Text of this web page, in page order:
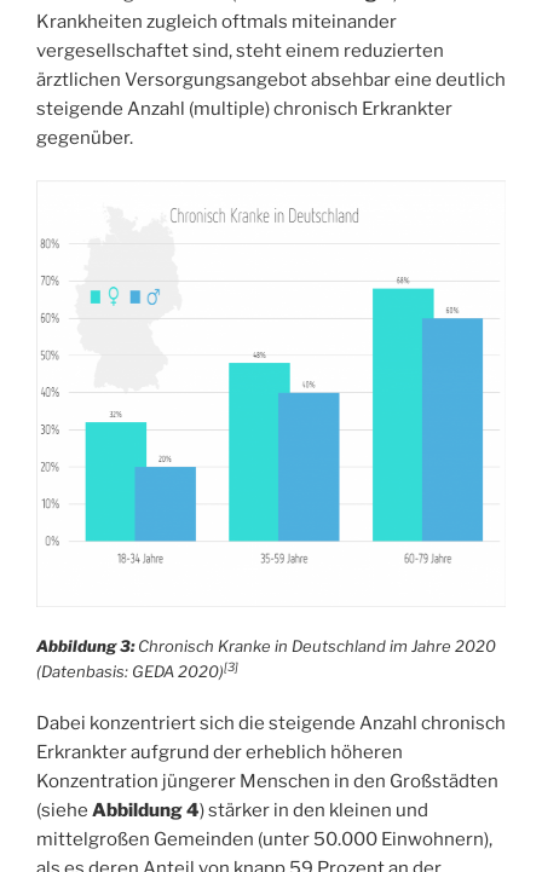
Krankheiten zugleich oftmals miteinander
vergesellschaftet sind, steht einem reduzierten
ärztlichen Versorgungsangebot absehbar eine deutlich
steigende Anzahl (multiple) chronisch Erkrankter
gegenüber.
Abbildung 3:Chronisch Kranke in Deutschland im Jahre 2020
(Datenbasis: GEDA 2020)[3]
Dabei konzentriert sich die steigende Anzahl chronisch
Erkrankter aufgrund der erheblich höheren
Konzentration jüngerer Menschen in den Großstädten
(siehe Abbildung 4) stärker in den kleinen und
mittelgroßen Gemeinden (unter 50.000 Einwohnern),